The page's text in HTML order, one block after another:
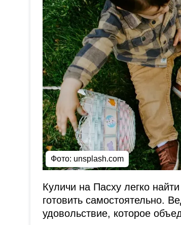
Фото: unsplash.com
Куличи на Пасху легко
готовить самостоятельно.
удовольствие, которое